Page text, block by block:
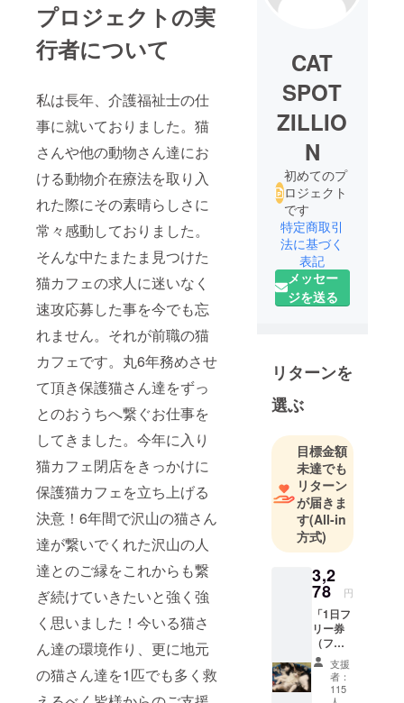
プロジェクトの実
行者について
私は長年、介護福祉士の仕
事に就いておりました。猫
さんや他の動物さん達にお
ける動物介在療法を取り入
れた際にその素晴らしさに
常々感動しておりました。
そんな中たまたま見つけた
猫カフェの求人に迷いなく
速攻応募した事を今でも忘
れません。それが前職の猫
カフェです。丸6年務めさせ
て頂き保護猫さん達をずっ
とのおうちへ繋ぐお仕事を
してきました。今年に入り
猫カフェ閉店をきっかけに
保護猫カフェを立ち上げる
決意！6年間で沢山の猫さん
達が繋いでくれた沢山の人
達とのご縁をこれからも繋
ぎ続けていきたいと強く強
く思いました！今いる猫さ
ん達の環境作り、更に地元
の猫さん達を1匹でも多く救
CAT
SPOT
ZILLIO
N
初めてのプ
ロジェクト
です
特定商取引
法に基づく
表記
メッセー
ジを送る
リターンを
選ぶ
目標金額
未達でも
リターン
が届きま
す(All-in
方式)
3,2
78 円
「1日フ
リー券
（フ
リード
リンク
＋おも
支援
者：
115